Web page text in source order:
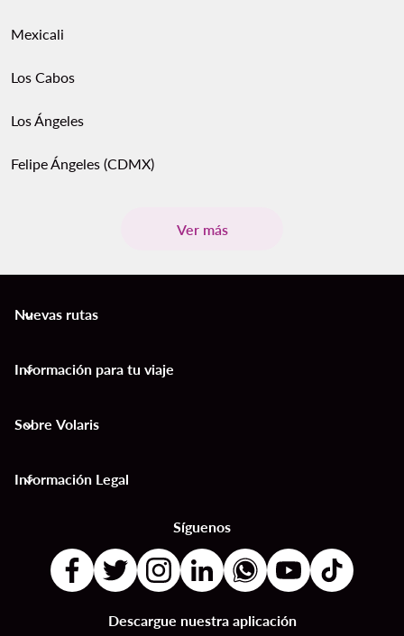
Mexicali
Los Cabos
Los Ángeles
Felipe Ángeles (CDMX)
Ver más
Nuevas rutas
keyboard_arrow_down
Información para tu viaje
keyboard_arrow_down
Sobre Volaris
keyboard_arrow_down
Información Legal
keyboard_arrow_down
Síguenos
Descargue nuestra aplicación